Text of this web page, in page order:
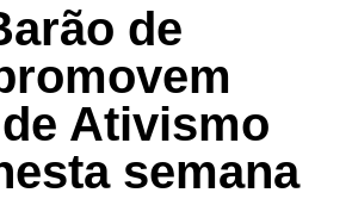
de
Ativismo
semana